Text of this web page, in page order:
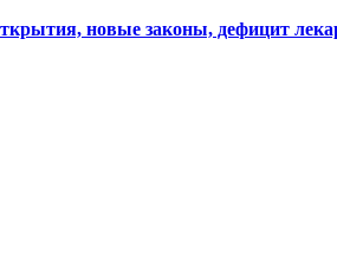
новые законы, дефицит